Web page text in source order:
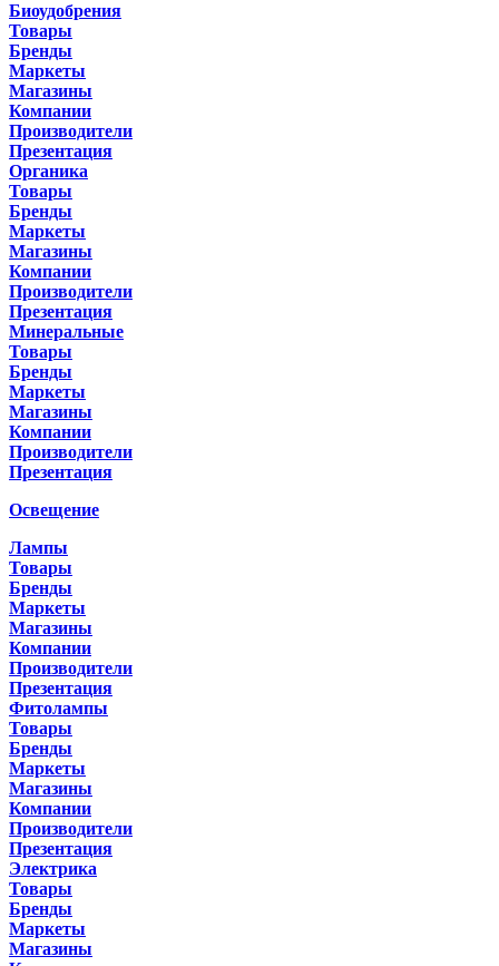
Биоудобрения
Товары
Бренды
Маркеты
Магазины
Компании
Производители
Презентация
Органика
Товары
Бренды
Маркеты
Магазины
Компании
Производители
Презентация
Минеральные
Товары
Бренды
Маркеты
Магазины
Компании
Производители
Презентация
Освещение
Лампы
Товары
Бренды
Маркеты
Магазины
Компании
Производители
Презентация
Фитолампы
Товары
Бренды
Маркеты
Магазины
Компании
Производители
Презентация
Электрика
Товары
Бренды
Маркеты
Магазины